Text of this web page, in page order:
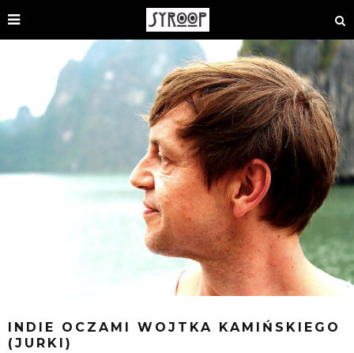
INDIE OCZAMI WOJTKA KAMIŃSKIEGO
(JURKI)